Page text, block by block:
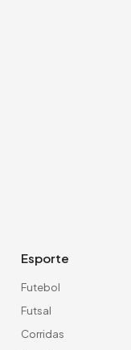
Esporte
Futebol
Futsal
Corridas